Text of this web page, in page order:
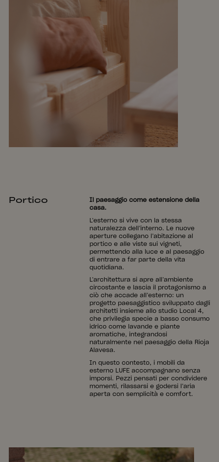
Portico
Il paesaggio come estensione della
casa.
L’esterno si vive con la stessa
naturalezza dell’interno. Le nuove
aperture collegano l’abitazione al
portico e alle viste sui vigneti,
permettendo alla luce e al paesaggio
di entrare a far parte della vita
quotidiana.
L’architettura si apre all’ambiente
circostante e lascia il protagonismo a
ciò che accade all’esterno: un
progetto paesaggistico sviluppato dagli
architetti insieme allo studio Local 4,
che privilegia specie a basso consumo
idrico come lavande e piante
aromatiche, integrandosi
naturalmente nel paesaggio della Rioja
Alavesa.
In questo contesto, i mobili da
esterno LUFE accompagnano senza
imporsi. Pezzi pensati per condividere
momenti, rilassarsi e godersi l’aria
aperta con semplicità e comfort.